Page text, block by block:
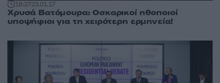
18:2723.01.17
Χρυσά Βατόμουρα: Οσκαρικοί ηθοποιοί
υποψήφιοι για τη χειρότερη ερμηνεία!